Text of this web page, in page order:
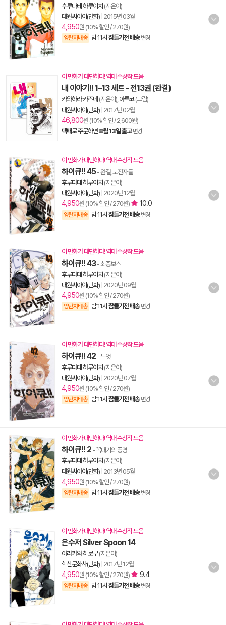
후루다테 하루이치 (지은이)
대원씨아이(만화) 2015년 03월
4,950원 (10% 할인 / 270원)
양탄자배송 밤 11시 잠들기전 배송 변경
이 만화가 대단하다! 역대 수상작 모음
내 이야기!! 1~13 세트 - 전13권 (완결)
카와하라 카즈네 (지은이), 아루코(그림)
대원씨아이(만화) 2017년 02월
46,800원 (10% 할인 / 2,600원)
택배로 주문하면 8월 13일 출고 변경
이 만화가 대단하다! 역대 수상작 모음
하이큐!! 45- 완결, 도전자들
후루다테 하루이치 (지은이)
대원씨아이(만화) 2020년 12월
4,950원 (10% 할인 / 270원) 10.0
양탄자배송 밤 11시 잠들기전 배송 변경
이 만화가 대단하다! 역대 수상작 모음
하이큐!! 43- 최종보스
후루다테 하루이치 (지은이)
대원씨아이(만화) 2020년 09월
4,950원 (10% 할인 / 270원)
양탄자배송 밤 11시 잠들기전 배송 변경
이 만화가 대단하다! 역대 수상작 모음
하이큐!! 42 - 무엇
후루다테 하루이치 (지은이)
대원씨아이(만화) 2020년 07월
4,950원 (10% 할인 / 270원)
양탄자배송 밤 11시 잠들기전 배송 변경
이 만화가 대단하다! 역대 수상작 모음
하이큐!! 2 - 꼭대기의 풍경
후루다테 하루이치 (지은이)
대원씨아이(만화) 2013년 05월
4,950원 (10% 할인 / 270원)
양탄자배송 밤 11시 잠들기전 배송 변경
이 만화가 대단하다! 역대 수상작 모음
은수저 Silver Spoon 14
아라카와 히로무(지은이)
학산문화사(만화) 2017년 12월
4,950원 (10% 할인 / 270원) 9.4
양탄자배송 밤 11시 잠들기전 배송 변경